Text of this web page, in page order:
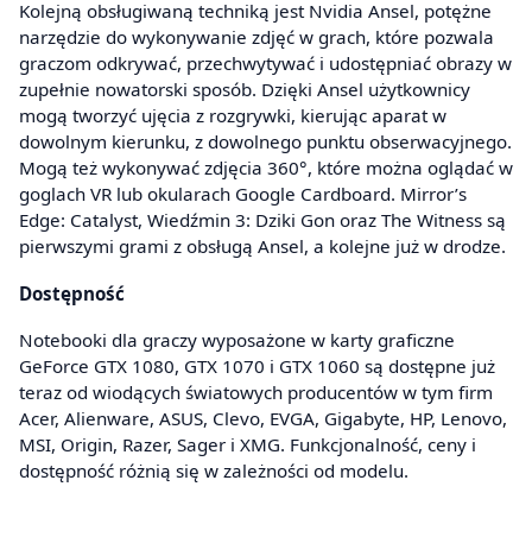
Kolejną obsługiwaną techniką jest Nvidia Ansel, potężne
narzędzie do wykonywanie zdjęć w grach, które pozwala
graczom odkrywać, przechwytywać i udostępniać obrazy w
zupełnie nowatorski sposób. Dzięki Ansel użytkownicy
mogą tworzyć ujęcia z rozgrywki, kierując aparat w
dowolnym kierunku, z dowolnego punktu obserwacyjnego.
Mogą też wykonywać zdjęcia 360°, które można oglądać w
goglach VR lub okularach Google Cardboard. Mirror’s
Edge: Catalyst, Wiedźmin 3: Dziki Gon oraz The Witness są
pierwszymi grami z obsługą Ansel, a kolejne już w drodze.
Dostępność
Notebooki dla graczy wyposażone w karty graficzne
GeForce GTX 1080, GTX 1070 i GTX 1060 są dostępne już
teraz od wiodących światowych producentów w tym firm
Acer, Alienware, ASUS, Clevo, EVGA, Gigabyte, HP, Lenovo,
MSI, Origin, Razer, Sager i XMG. Funkcjonalność, ceny i
dostępność różnią się w zależności od modelu.